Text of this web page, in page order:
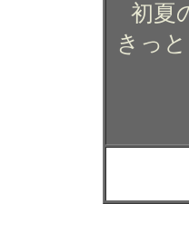
初夏
きっ